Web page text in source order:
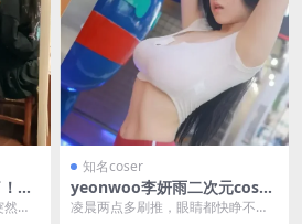
这
甩
知名coser
yeonwoo李妍雨二次元cospl
ay写真集，最吸睛的美图分享
凌晨两点多刷推，眼睛都快睁不开